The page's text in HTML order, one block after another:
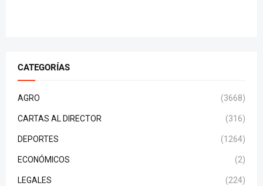
CATEGORÍAS
AGRO (3668)
CARTAS AL DIRECTOR (316)
DEPORTES (1264)
ECONÓMICOS (2)
LEGALES (224)